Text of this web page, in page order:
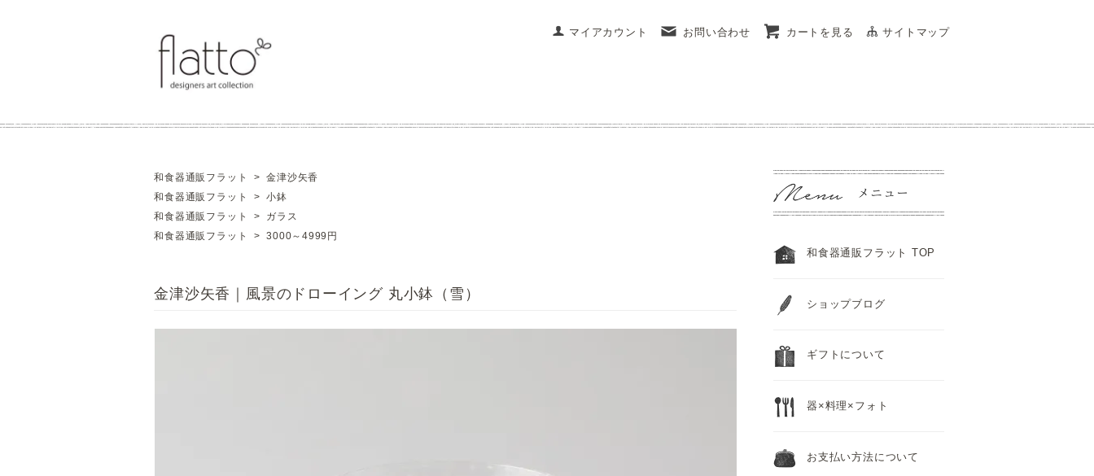
マイアカウント お問い合わせ カートを見る サイトマップ
和食器通販フラット >金津沙矢香
和食器通販フラット
>小鉢
和食器通販フラット
> ガラス
和食器通販フラット
>3000～4999円
金津沙矢香｜風景のドローイング 丸小鉢（雪）
和食器通販フラット TOP
ショップブログ
ギフトについて
器×料理×フォト
お支払い方法について